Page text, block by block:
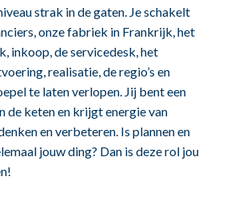
strak in de gaten. Je schakelt
onze fabriek in Frankrijk, het
inkoop, de servicedesk, het
realisatie, de regio’s en
te laten verlopen. Jij bent een
de keten en krijgt energie van
en verbeteren. Is plannen en
jouw ding? Dan is deze rol jou